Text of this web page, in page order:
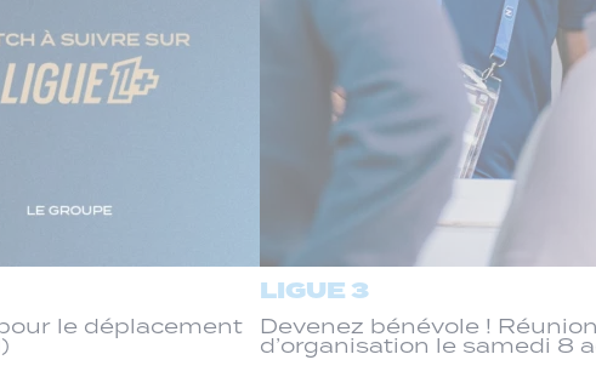
le déplacement
LIGUE 3
Devenez bénévole ! Réunion
d’organisation le samedi 8